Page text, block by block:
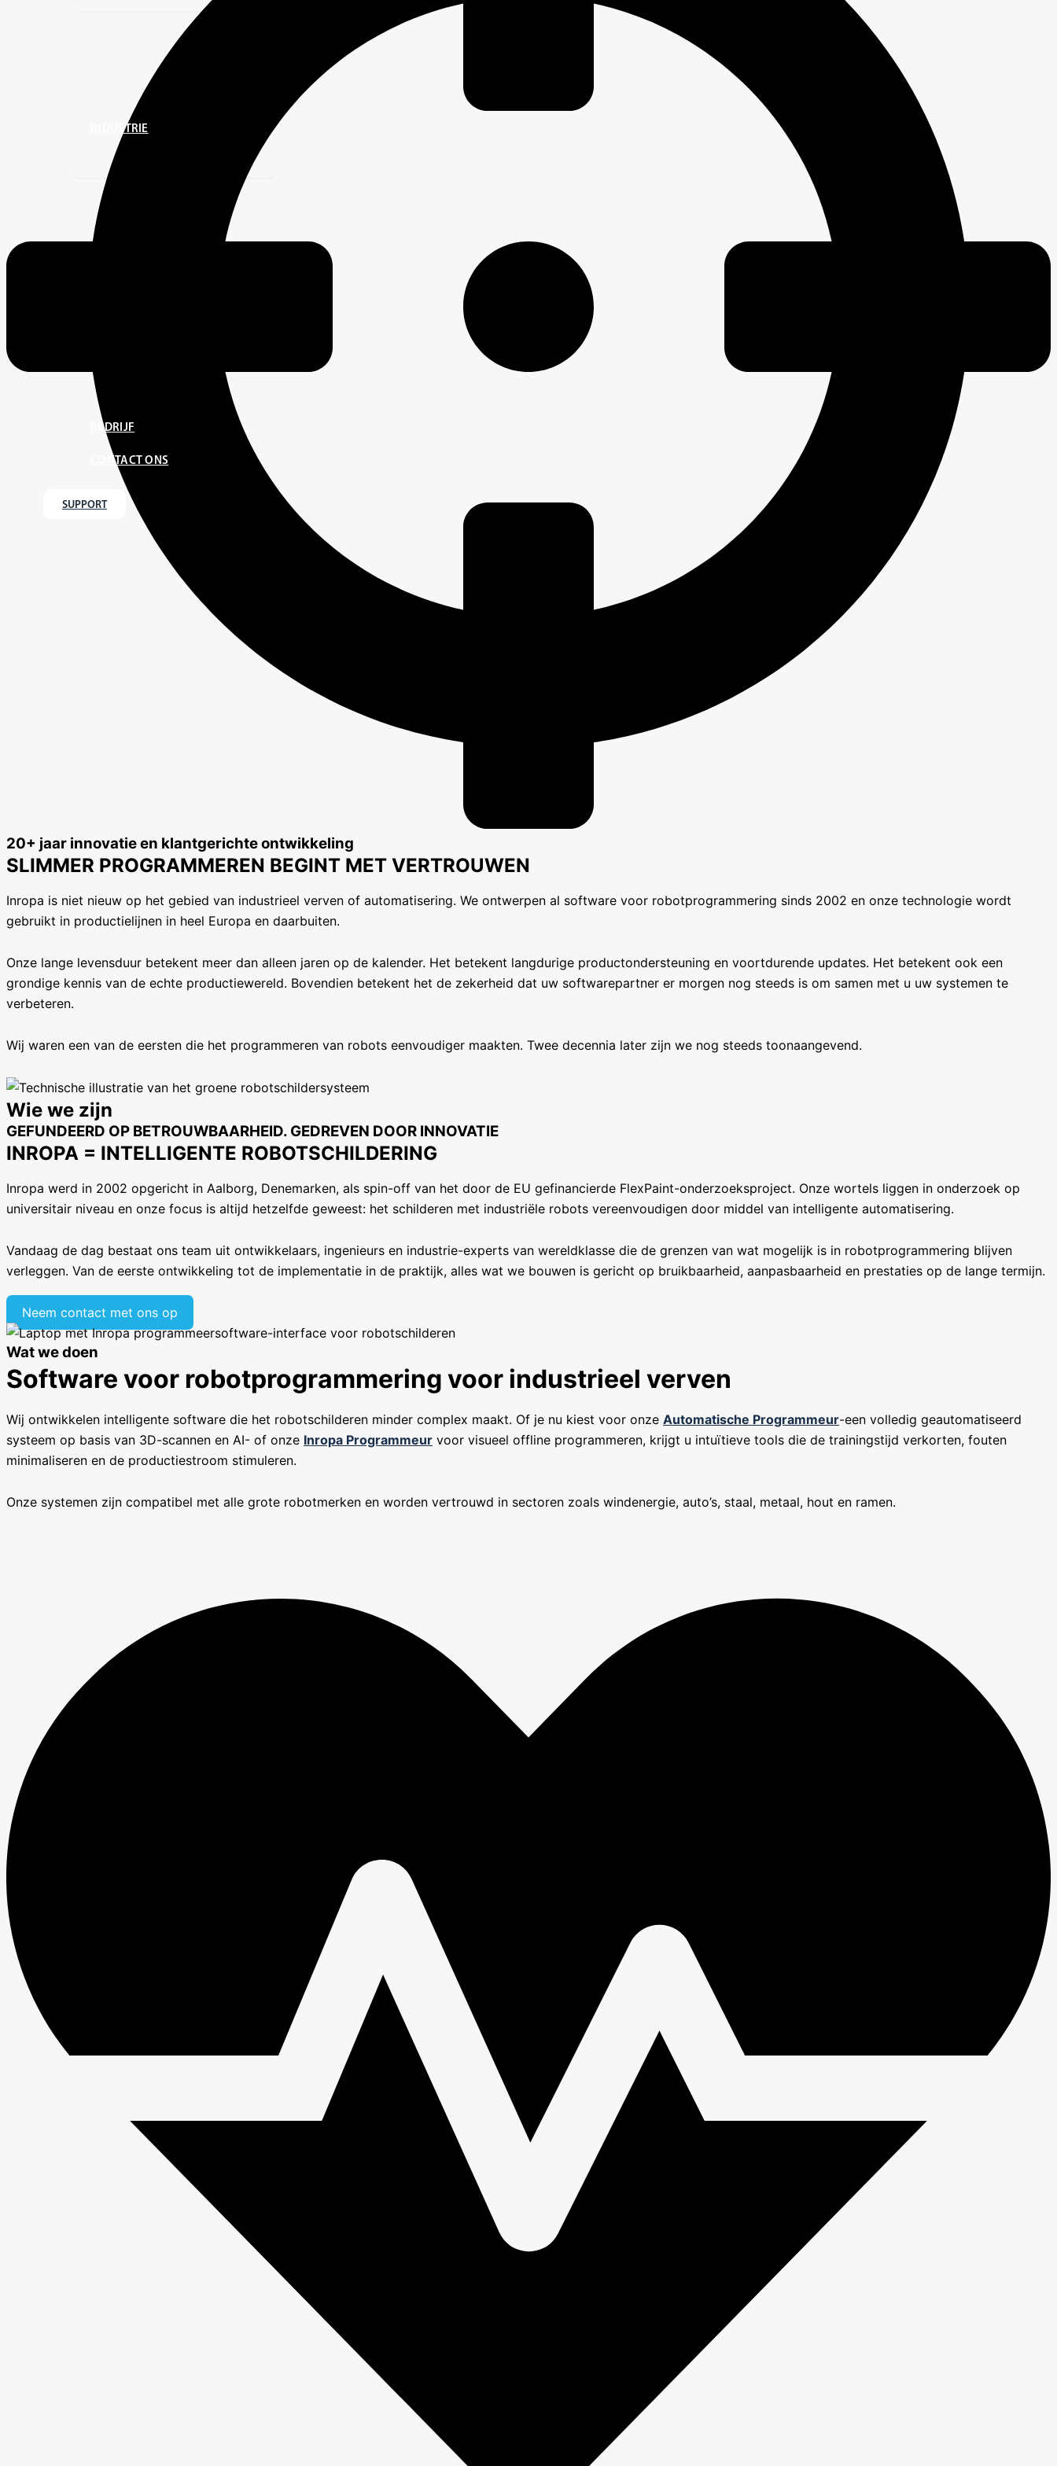
INDUSTRIE
BEDRIJF
CONTACT ONS
SUPPORT
20+ jaar innovatie en klantgerichte ontwikkeling
SLIMMER PROGRAMMEREN BEGINT MET VERTROUWEN
Inropa is niet nieuw op het gebied van industrieel verven of automatisering. We ontwerpen al software voor robotprogrammering sinds 2002 en onze technologie wordt
gebruikt in productielijnen in heel Europa en daarbuiten.
Onze lange levensduur betekent meer dan alleen jaren op de kalender. Het betekent langdurige productondersteuning en voortdurende updates. Het betekent ook een
grondige kennis van de echte productiewereld. Bovendien betekent het de zekerheid dat uw softwarepartner er morgen nog steeds is om samen met u uw systemen te
verbeteren.
Wij waren een van de eersten die het programmeren van robots eenvoudiger maakten. Twee decennia later zijn we nog steeds toonaangevend.
Wie we zijn
GEFUNDEERD OP BETROUWBAARHEID. GEDREVEN DOOR INNOVATIE
INROPA = INTELLIGENTE ROBOTSCHILDERING
Inropa werd in 2002 opgericht in Aalborg, Denemarken, als spin-off van het door de EU gefinancierde FlexPaint-onderzoeksproject. Onze wortels liggen in onderzoek op
universitair niveau en onze focus is altijd hetzelfde geweest: het schilderen met industriële robots vereenvoudigen door middel van intelligente automatisering.
Vandaag de dag bestaat ons team uit ontwikkelaars, ingenieurs en industrie-experts van wereldklasse die de grenzen van wat mogelijk is in robotprogrammering blijven
verleggen. Van de eerste ontwikkeling tot de implementatie in de praktijk, alles wat we bouwen is gericht op bruikbaarheid, aanpasbaarheid en prestaties op de lange termijn.
Neem contact met ons op
Wat we doen
Software voor robotprogrammering voor industrieel verven
Wij ontwikkelen intelligente software die het robotschilderen minder complex maakt. Of je nu kiest voor onze Automatische Programmeur-een volledig geautomatiseerd
systeem op basis van 3D-scannen en AI- of onze Inropa Programmeur voor visueel offline programmeren, krijgt u intuïtieve tools die de trainingstijd verkorten, fouten
minimaliseren en de productiestroom stimuleren.
Onze systemen zijn compatibel met alle grote robotmerken en worden vertrouwd in sectoren zoals windenergie, auto’s, staal, metaal, hout en ramen.